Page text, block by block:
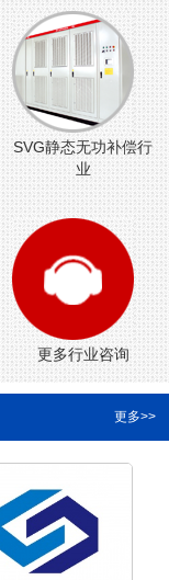
SVG静态无功补偿行
业
更多行业咨询
更多>>